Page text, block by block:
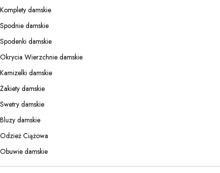
Komplety damskie
Spodnie damskie
Spodenki damskie
Okrycia Wierzchnie damskie
Kamizelki damskie
Żakiety damskie
Swetry damskie
Bluzy damskie
Odzież Ciążowa
Obuwie damskie